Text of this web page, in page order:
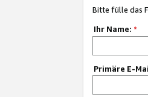
Bitte fülle das
Ihr Name: *
Primäre E-